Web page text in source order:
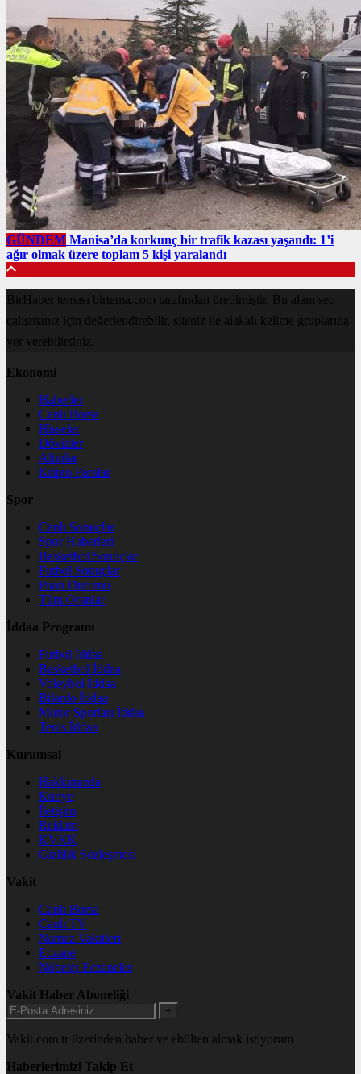
GÜNDEM Manisa’da korkunç bir trafik kazası yaşandı: 1’i
ağır olmak üzere toplam 5 kişi yaralandı
BirHaber teması birtema.com tarafından üretilmiştir. Bu alanı seo
çalışmanız için değerlendirebilir, siteniz ile alakalı kelime gruplarına
yer verebilirsiniz.
Ekonomi
Haberler
Canlı Borsa
Hisseler
Dövizler
Altınlar
Kripto Paralar
Spor
Canlı Sonuçlar
Spor Haberleri
Basketbol Sonuçlar
Futbol Sonuçlar
Puan Durumu
Tüm Oranlar
İddaa Programı
Futbol İddaa
Basketbol İddaa
Voleybol İddaa
Bilardo İddaa
Motor Sporları İddaa
Tenis İddaa
Kurumsal
Hakkımızda
Künye
İletişim
Reklam
KVKK
Gizlilik Sözleşmesi
Vakit
Canlı Borsa
Canlı TV
Namaz Vakitleri
Eczane
Nöbetçi Eczaneler
Vakit Haber Aboneliği
+
Vakit.com.tr üzerinden haber ve ebülten almak istiyorum
Haberlerimizi Takip Et